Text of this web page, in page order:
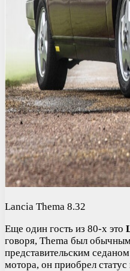
Lancia Thema 8.32
Еще один гость из 80-х это
говоря, Thema был
представительским
мотора, он приобрел статус